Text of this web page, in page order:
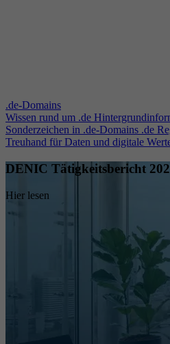
.de-Domains
Wissen rund um .de
Sonderzeichen in .de-Domains .de
Treuhand für Daten und digitale
DENIC Tätigkeitsbericht
Hier lesen